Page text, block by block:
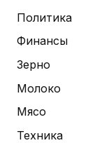
Политика
Финансы
Зерно
Молоко
Мясо
Техника